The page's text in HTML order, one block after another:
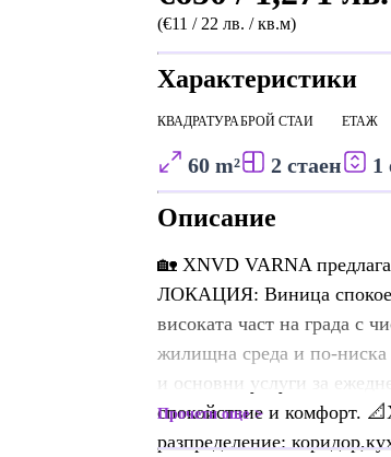
(€11 / 22 лв. / кв.м)
Характеристики
КВАДРАТУРА
60 m²
БРОЙ СТАИ
2 стаен
ЕТАЖ
1
Описание
🏡 XNVD VARNA
ЛОКАЦИЯ: Виница спокоен
високата част на града с
жилищна среда и по-ниска
и основни услуги за
спокойствие и
разпределение:
Прочети още